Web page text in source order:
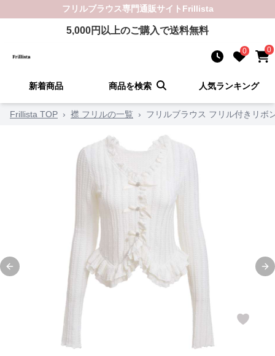
フリルブラウス専門通販サイト Frillista
5,000円以上のご購入で送料無料
0 0
新着商品 商品を検索 人気ランキング
Frillista TOP › 襟 フリルの一覧 › フリルブラウス フリル付きリボ
Previous slide